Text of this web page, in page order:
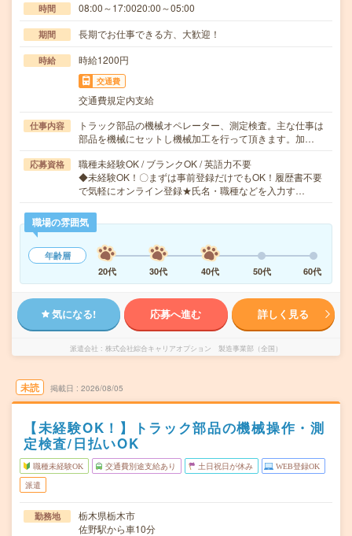
時間 08:00～17:0020:00～05:00
期間 長期でお仕事できる方、大歓迎！
時給 時給1200円
交通費
交通費規定内支給
仕事内容
トラック部品の機械オペレーター、測定検査。主な仕事は
部品を機械にセットし機械加工を行って頂きます。加…
応募資格
職種未経験OK / ブランクOK / 英語力不要
◆未経験OK！〇まずは事前登録だけでもOK！履歴書不要
で気軽にオンライン登録★氏名・職種などを入力す…
職場の雰囲気
年齢層
20代
30代 40代 50代 60代
気になる! 応募へ進む 詳しく見る
派遣会社 株式会社綜合キャリアオプション 製造事業部（全国）
未読 掲載日 2026/08/05
【未経験OK！】トラック部品の機械操作・測
定検査/日払いOK
職種未経験OK 交通費別途支給あり 土日祝日が休み WEB登録OK
派遣
勤務地
栃木県栃木市
佐野駅から車10分